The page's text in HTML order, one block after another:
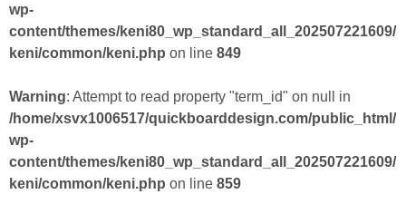
wp-
content/themes/keni80_wp_standard_all_202507221609/
keni/common/keni.php on line 849
Warning: Attempt to read property "term_id" on null in
/home/xsvx1006517/quickboarddesign.com/public_html/
wp-
content/themes/keni80_wp_standard_all_202507221609/
keni/common/keni.php on line 859